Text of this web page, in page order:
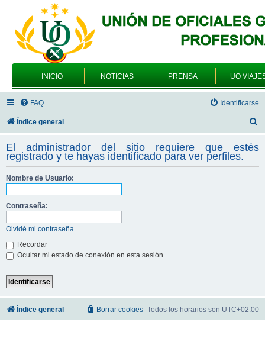
INICIO NOTICIAS PRENSA UO
FAQ Identificarse
Índice general
s
c
El administrador del sitio requiere que estés
registrado y te hayas identificado para ver perfiles.
Nombre de Usuario:
Contraseña:
Olvidé mi contraseña
Recordar
Ocultar mi estado de conexión en esta sesión
Índice general Todos los horarios son UTC+02:00
Borrar cookies